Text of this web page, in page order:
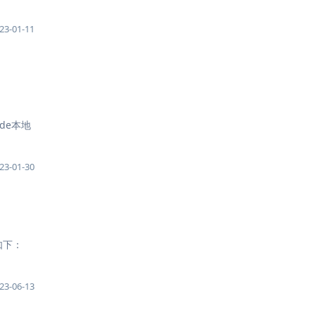
01-11
本地
01-30
：
06-13